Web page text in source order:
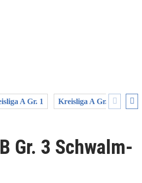
A Gr. 1 Kreisliga A Gr. 2
Gr. 3 Schwalm-